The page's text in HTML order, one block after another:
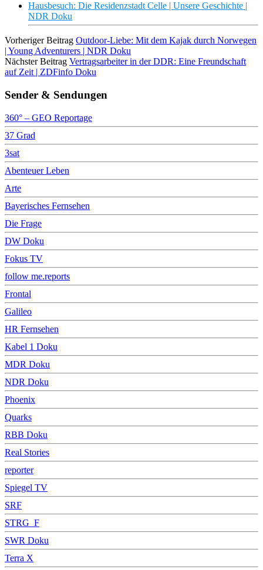
Hausbesuch: Die Residenzstadt Celle | Unsere Geschichte |
NDR Doku
Vorheriger Beitrag Outdoor-Liebe: Mit dem Kajak durch Norwegen
| Young Adventurers | NDR Doku
Nächster Beitrag Vertragsarbeiter in der DDR: Eine Freundschaft
auf Zeit | ZDFinfo Doku
Sender & Sendungen
360° – GEO Reportage
37 Grad
3sat
Abenteuer Leben
Arte
Bayerisches Fernsehen
Die Frage
DW Doku
Fokus TV
follow me.reports
Frontal
Galileo
HR Fernsehen
Kabel 1 Doku
MDR Doku
NDR Doku
Phoenix
Quarks
RBB Doku
Real Stories
reporter
Spiegel TV
SRF
STRG_F
SWR Doku
Terra X